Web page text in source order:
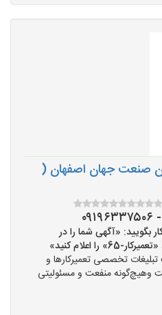
صنعت جهان اصفهان (
بگویید: «آگهی شما را در
اعلام کنید»
تخصصی تعمیرکارها و
وهیچ‌گونه منفعت و مسئولیتی